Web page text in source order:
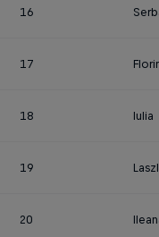
16
17
18 Iulia
19
20